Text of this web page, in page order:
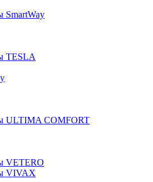
SmartWay
TESLA
ULTIMA COMFORT
VETERO
VIVAX